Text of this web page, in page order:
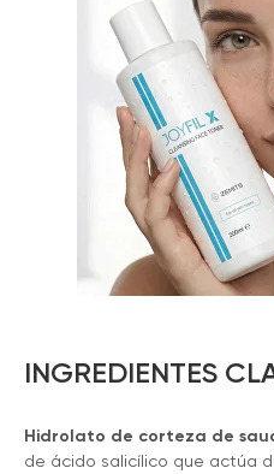
INGREDIENTES
Hidrolato de corteza de
de ácido salicílico que actúa